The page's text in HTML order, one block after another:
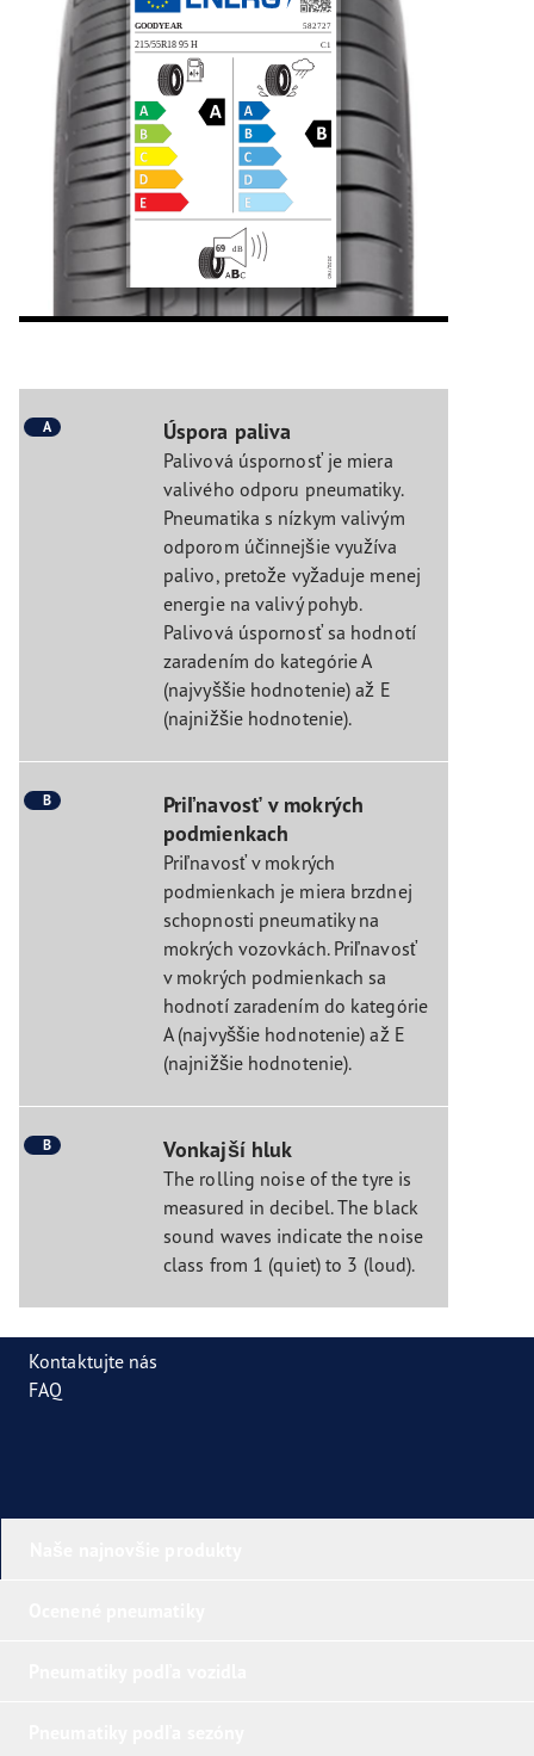
A Úspora paliva
Palivová úspornosť je miera
valivého odporu pneumatiky.
Pneumatika s nízkym valivým
odporom účinnejšie využíva
palivo, pretože vyžaduje menej
energie na valivý pohyb.
Palivová úspornosť sa hodnotí
zaradením do kategórie A
(najvyššie hodnotenie) až E
(najnižšie hodnotenie).
B
Priľnavosť v mokrých
podmienkach
Priľnavosť v mokrých
podmienkach je miera brzdnej
schopnosti pneumatiky na
mokrých vozovkách. Priľnavosť
v mokrých podmienkach sa
hodnotí zaradením do kategórie
A (najvyššie hodnotenie) až E
(najnižšie hodnotenie).
B Vonkajší hluk
The rolling noise of the tyre is
measured in decibel. The black
sound waves indicate the noise
class from 1 (quiet) to 3 (loud).
Kontaktujte nás
FAQ